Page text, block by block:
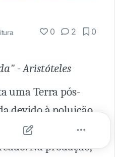
0 2 0
- Aristóteles
uma Terra pós-
devido à poluição
produção e
Na produção,